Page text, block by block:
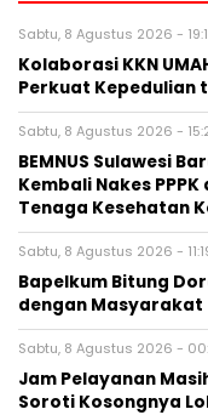
Sabtu, 8 Agustus 2026 -
Kolaborasi KKN
Perkuat Kepedulian
Sabtu, 8 Agustus 2026 -
BEMNUS Sulawesi
Kembali Nakes
Tenaga Kesehatan
Sabtu, 8 Agustus 2026 -
Bapelkum Bitung
dengan Masyarakat
Sabtu, 8 Agustus 2026 -
Jam Pelayanan
Soroti Kosongnya